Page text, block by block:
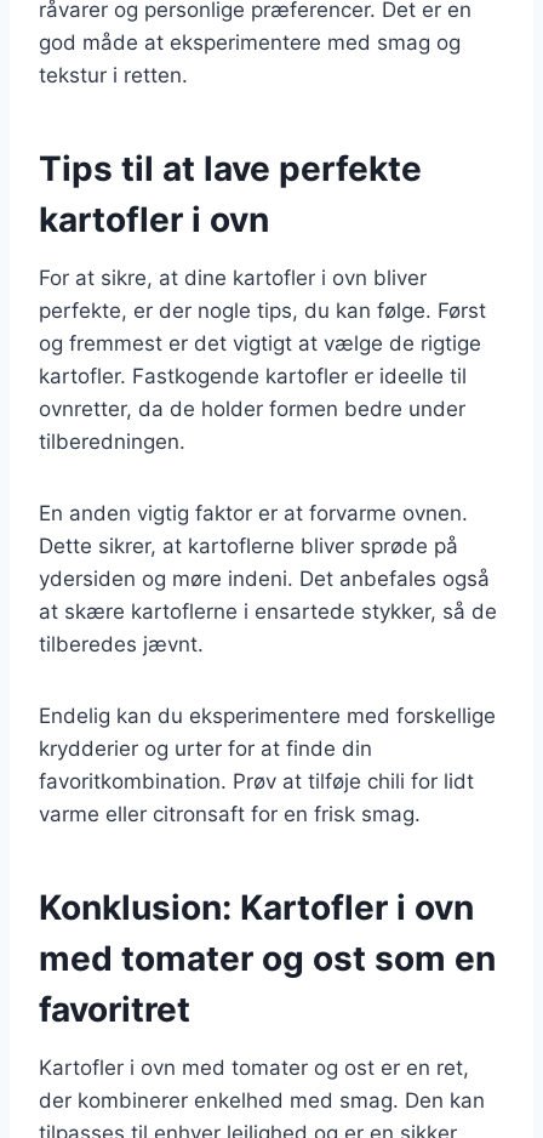
råvarer og personlige præferencer. Det er en
god måde at eksperimentere med smag og
tekstur i retten.
Tips til at lave perfekte
kartofler i ovn
For at sikre, at dine kartofler i ovn bliver
perfekte, er der nogle tips, du kan følge. Først
og fremmest er det vigtigt at vælge de rigtige
kartofler. Fastkogende kartofler er ideelle til
ovnretter, da de holder formen bedre under
tilberedningen.
En anden vigtig faktor er at forvarme ovnen.
Dette sikrer, at kartoflerne bliver sprøde på
ydersiden og møre indeni. Det anbefales også
at skære kartoflerne i ensartede stykker, så de
tilberedes jævnt.
Endelig kan du eksperimentere med forskellige
krydderier og urter for at finde din
favoritkombination. Prøv at tilføje chili for lidt
varme eller citronsaft for en frisk smag.
Konklusion: Kartofler i ovn
med tomater og ost som en
favoritret
Kartofler i ovn med tomater og ost er en ret,
der kombinerer enkelhed med smag. Den kan
tilpasses til enhver lejlighed og er en sikker